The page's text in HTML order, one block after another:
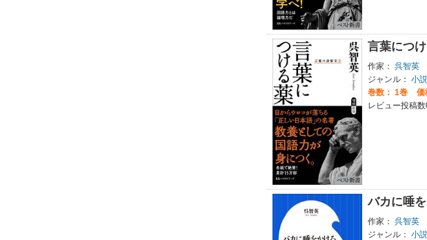
言葉につ
作家： 呉智英
ジャンル： 小
巻数： 1巻
価
レビュー投稿
バカに唾
作家： 呉智英
ジャンル： 小